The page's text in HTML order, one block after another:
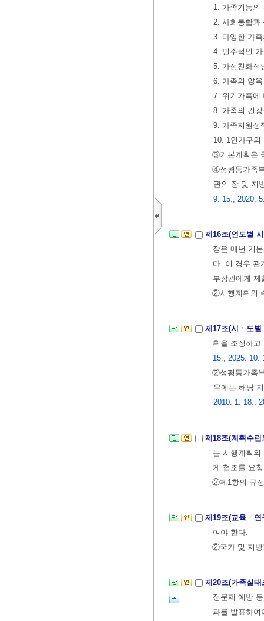
1. 가족기능의
2. 사회통합과
3. 다양한 가
4. 민주적인
5. 가정친화적
6. 가족의 양
7. 위기가족에
8. 가족의 건
9. 가족지원정
10. 1인가구
③기본계획은
④성평등가족
관의 장 및 지
9. 15., 2020.
제16조(연도별
장은 매년 기
다. 이 경우 관
부장관에게
②시행계획의
제17조(시ㆍ도
획을 조정하
15., 2025. 10.
②성평등가족
우에는 해당
2010. 1. 18.,
제18조(계획수
는 시행계획
게 협조를 요
②제1항의 규
제19조(교육ㆍ
여야 한다.
②국가 및 지방
제20조(가족실
정문제 예방
과를 발표하